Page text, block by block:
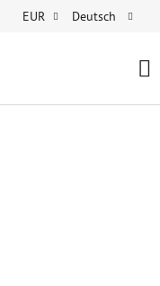
EUR Deutsch